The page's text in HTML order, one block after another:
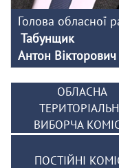
Голова обласної
Табунщик
Антон Вікторович
ОБЛАСНА
ВИБОРЧА
ПОСТІЙНІ